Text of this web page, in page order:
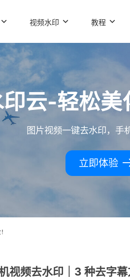
视频水印 教程
云-轻松美
图片视频一键去水印，手
立即体验
视频去水印｜3 种去字幕